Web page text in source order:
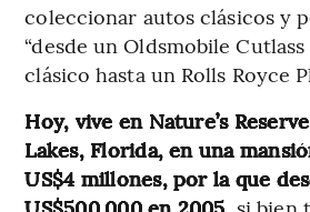
coleccionar autos clásicos y
“desde un Oldsmobile
clásico hasta un Rolls Royce
Hoy, vive en Nature’s
Lakes, Florida, en una
US$4 millones, por la que